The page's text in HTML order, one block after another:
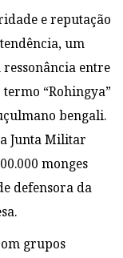
e reputação
um
entre
“Rohingya”
bengali.
Junta Militar
monges
defensora da
grupos